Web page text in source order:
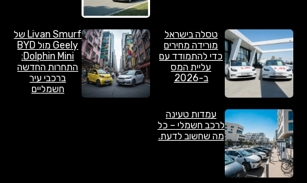
טסלה בישראל
מורידה מחירים
כדי להתמודד עם
עליית המס
ב-2026
Livan Smurf של
Geely מול BYD
Dolphin Mini:
התחרות החדשה
ברכבי עיר
חשמליים
עמדות טעינה
לרכב חשמלי – כל
מה שחשוב לדעת.